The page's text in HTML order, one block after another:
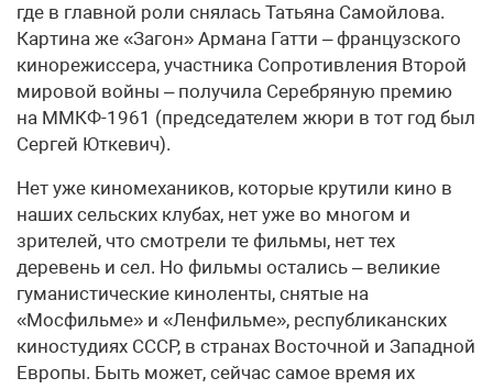
где в главной роли снялась Татьяна Самойлова.
Картина же «Загон» Армана Гатти – французского
кинорежиссера, участника Сопротивления Второй
мировой войны – получила Серебряную премию
на ММКФ-1961 (председателем жюри в тот год был
Сергей Юткевич).
Нет уже киномехаников, которые крутили кино в
наших сельских клубах, нет уже во многом и
зрителей, что смотрели те фильмы, нет тех
деревень и сел. Но фильмы остались – великие
гуманистические киноленты, снятые на
«Мосфильме» и «Ленфильме», республиканских
киностудиях СССР, в странах Восточной и Западной
Европы. Быть может, сейчас самое время их